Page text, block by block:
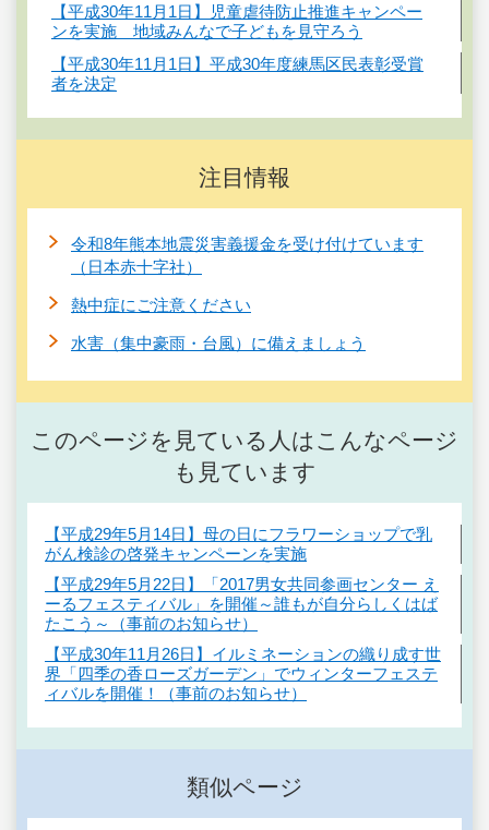
【平成30年11月1日】児童虐待防止推進キャンペー
ンを実施 地域みんなで子どもを見守ろう
【平成30年11月1日】平成30年度練馬区民表彰受賞
者を決定
注目情報
令和8年熊本地震災害義援金を受け付けています
（日本赤十字社）
熱中症にご注意ください
水害（集中豪雨・台風）に備えましょう
このページを見ている人はこんなページ
も見ています
【平成29年5月14日】母の日にフラワーショップで乳
がん検診の啓発キャンペーンを実施
【平成29年5月22日】「2017男女共同参画センター え
ーるフェスティバル」を開催～誰もが自分らしくはば
たこう～（事前のお知らせ）
【平成30年11月26日】イルミネーションの織り成す世
界「四季の香ローズガーデン」でウィンターフェステ
ィバルを開催！（事前のお知らせ）
類似ページ